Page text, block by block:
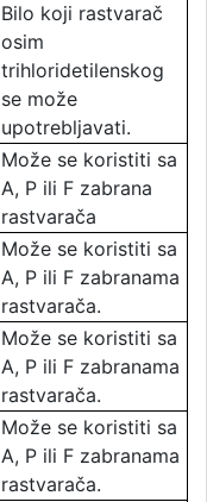
Bilo koji rastvarač
osim
trihloridetilenskog
se može
upotrebljavati.
Može se koristiti sa
A, P ili F zabrana
rastvarača
Može se koristiti sa
A, P ili F zabranama
rastvarača.
Može se koristiti sa
A, P ili F zabranama
rastvarača.
Može se koristiti sa
A, P ili F zabranama
rastvarača.